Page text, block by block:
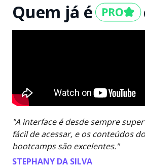
Quem já é
"A interface é desde sempre
fácil de acessar, e os conteúdos
bootcamps são excelentes."
STEPHANY DA SILVA